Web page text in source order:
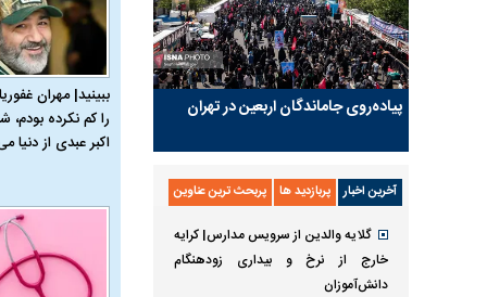
ببینید| مهران
را کم نکرده بودم،
اکبر عبدی از دنیا
پیاده‌روی جاماندگان اربعین در تهران
آخرین اخبار پربازدید ها پربحث ترین عناوین
گلایه والدین از سرویس مدارس| کرایه
خارج از نرخ و بیداری زودهنگام
دانش‌آموزان